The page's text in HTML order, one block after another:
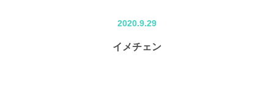
2020.9.29
イメチェン